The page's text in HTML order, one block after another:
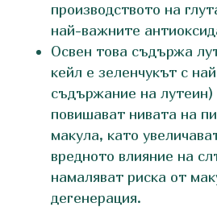
производството на
най-важните
Освен това съдържа
кейл е зеленчукът с
съдържание на лутеин)
повишават нивата на
макула, като
вредното влияние на
намаляват риска от
дегенерация.